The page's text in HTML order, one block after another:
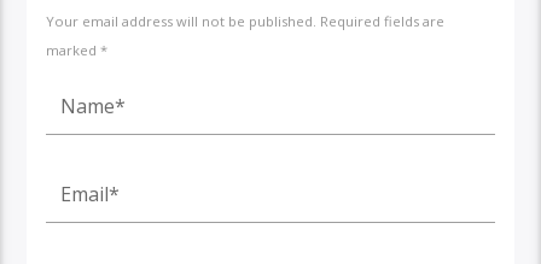
Your email address will not be published. Required fields are
marked *